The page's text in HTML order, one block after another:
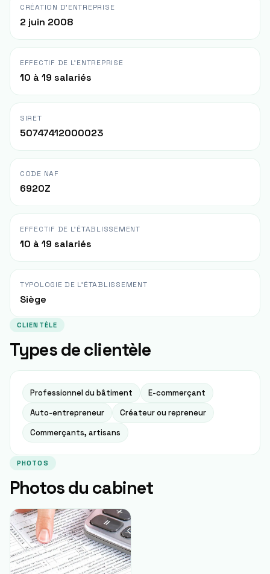
CRÉATION D'ENTREPRISE
2 juin 2008
EFFECTIF DE L'ENTREPRISE
10 à 19 salariés
SIRET
50747412000023
CODE NAF
6920Z
EFFECTIF DE L'ÉTABLISSEMENT
10 à 19 salariés
TYPOLOGIE DE L'ÉTABLISSEMENT
Siège
CLIENTÈLE
Types de clientèle
Professionnel du bâtiment
E-commerçant
Auto-entrepreneur
Créateur ou repreneur
Commerçants, artisans
PHOTOS
Photos du cabinet